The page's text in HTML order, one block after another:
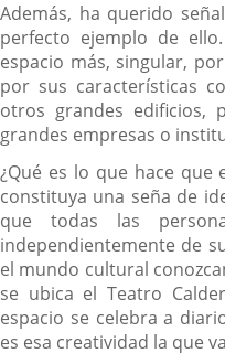
Además, ha querido
perfecto ejemplo de
espacio más, singular,
por sus características
otros grandes edificios,
grandes empresas o
¿Qué es lo que hace que
constituya una seña de
que todas las
independientemente de
el mundo cultural
se ubica el Teatro
espacio se celebra a
es esa creatividad la que